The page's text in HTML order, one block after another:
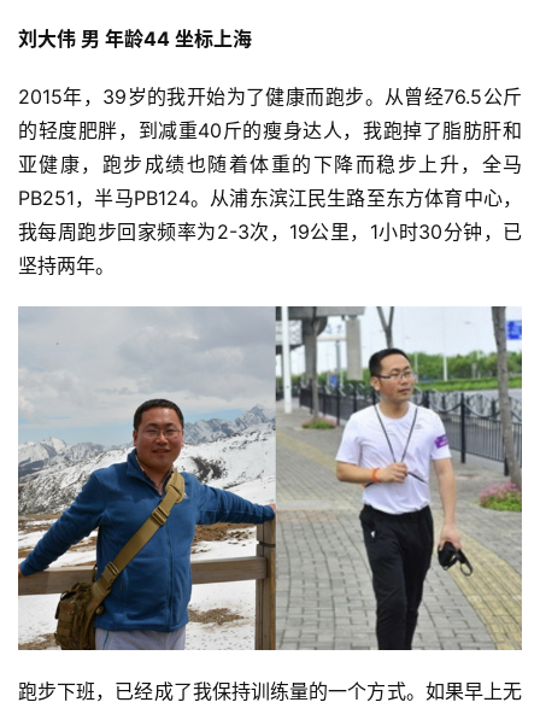
刘大伟 男 年龄44 坐标上海
2015年，39岁的我开始为了健康而跑步。从曾经76.5公斤
的轻度肥胖，到减重40斤的瘦身达人，我跑掉了脂肪肝和
亚健康，跑步成绩也随着体重的下降而稳步上升，全马
PB251，半马PB124。从浦东滨江民生路至东方体育中心，
我每周跑步回家频率为2-3次，19公里，1小时30分钟，已
坚持两年。
跑步下班，已经成了我保持训练量的一个方式。如果早上无